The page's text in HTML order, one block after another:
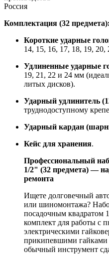
Россия
Комплектация (32 предмета):
Короткие ударные
14, 15, 16, 17, 18, 19,
Удлиненные ударные
19, 21, 22 и 24 мм
литых дисков).
Ударный удлинитель
труднодоступному
Ударный кардан
Кейс для хранения.
Профессиональный
1/2" (32 предмета) —
ремонта
Ищете долговечный
или шиномонтажа?
посадочным
комплект для работы с
электрическими
прикипевшими
обычный инструмент